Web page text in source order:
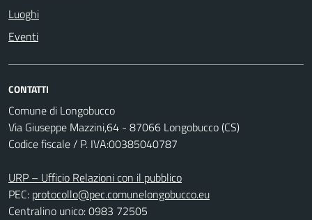
Luoghi
Eventi
CONTATTI
Comune di Longobucco
Via Giuseppe Mazzini,64 - 87066 Longobucco (CS)
Codice fiscale / P. IVA:00385040787
URP – Ufficio Relazioni con il pubblico
PEC: protocollo@pec.comunelongobucco.eu
Centralino unico: 0983 72505